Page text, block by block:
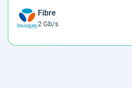
Fibre
2 Gb/s